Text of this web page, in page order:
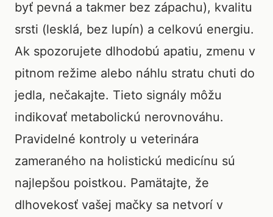
byť pevná a takmer bez zápachu), kvalitu
srsti (lesklá, bez lupín) a celkovú energiu.
Ak spozorujete dlhodobú apatiu, zmenu v
pitnom režime alebo náhlu stratu chuti do
jedla, nečakajte. Tieto signály môžu
indikovať metabolickú nerovnováhu.
Pravidelné kontroly u veterinára
zameraného na holistickú medicínu sú
najlepšou poistkou. Pamätajte, že
dlhovekosť vašej mačky sa netvorí v